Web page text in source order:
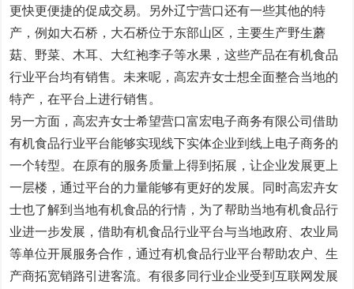
更快更便捷的促成交易。另外辽宁营口还有一些其他的特
产，例如大石桥，大石桥位于东部山区，主要生产野生蘑
菇、野菜、木耳、大红袍李子等水果，这些产品在有机食品
行业平台均有销售。未来呢，高宏卉女士想全面整合当地的
特产，在平台上进行销售。
另一方面，高宏卉女士希望营口富宏电子商务有限公司借助
有机食品行业平台能够实现线下实体企业到线上电子商务的
一个转型。在原有的服务质量上得到拓展，让企业发展更上
一层楼，通过平台的力量能够有更好的发展。同时高宏卉女
士也了解到当地有机食品的行情，为了帮助当地有机食品行
业进一步发展，借助有机食品行业平台与当地政府、农业局
等单位开展服务合作，通过有机食品行业平台帮助农户、生
产商拓宽销路引进客流。有很多同行业企业受到互联网发展